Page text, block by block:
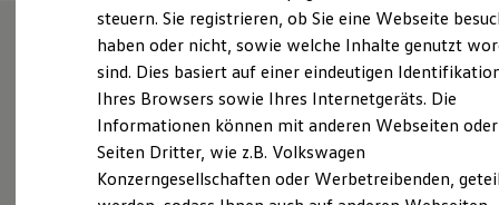
Technologie
Kosten und Kauf
Verbrauchskosten
Kaufoptionen
E-Auto-Förderung
Software und Konnektivität
ID. Software Versionen und Updates
Digitale Extras
Schnittstellen zu Ihrem ID.
Ihr Servicepartner in Selb.
Erfahren Sie hier, wer wir sind, wie Sie uns erreichen
können und welche Leistungen wir Ihnen bieten.
steuern. Sie registrieren, ob Sie eine Webseite
haben oder nicht, sowie welche Inhalte genutzt
sind. Dies basiert auf einer eindeutigen
Ihres Browsers sowie Ihres Internetgeräts. Die
Informationen können mit anderen Webseiten oder
Seiten Dritter, wie z.B. Volkswagen
Konzerngesellschaften oder Werbetreibenden,